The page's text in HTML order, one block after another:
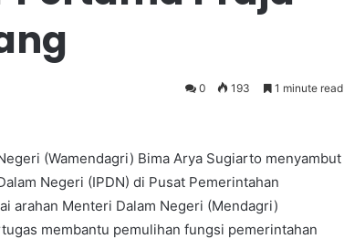
0 193 1 minute read
(Wamendagri) Bima Arya Sugiarto menyambut
Negeri (IPDN) di Pusat Pemerintahan
arahan Menteri Dalam Negeri (Mendagri)
membantu pemulihan fungsi pemerintahan